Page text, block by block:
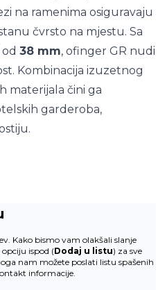
na ramenima osiguravaju
čvrsto na mjestu. Sa
38 mm, ofinger GR nudi
Kombinacija izuzetnog
materijala čini ga
garderoba,
Kako bismo vam olakšali slanje
ispod (Dodaj u listu) za sve
nam možete poslati listu spašenih
informacije.